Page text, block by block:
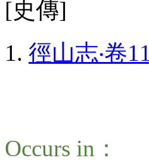
[史傳]
徑山志‧卷
Occurs in：